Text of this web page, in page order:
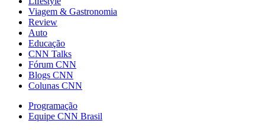
Viagem & Gastronomia
Review
Auto
Educação
CNN Talks
Fórum CNN
Blogs CNN
Colunas CNN
Programação
Equipe CNN Brasil